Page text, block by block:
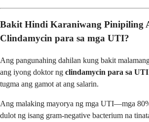
Bakit Hindi Karaniwang Pinipiling
Clindamycin para sa mga UTI?
Ang pangunahing dahilan kung bakit
ang iyong doktor ng clindamycin para sa UTI
tugma ang gamot at ang salarin.
Ang malaking mayorya ng mga UTI—mga
dulot ng isang gram-negative bacterium na